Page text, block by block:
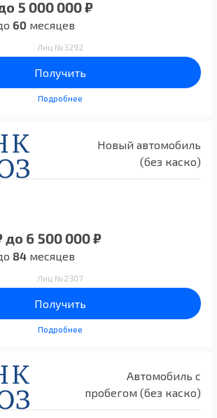
5 000 000 ₽
60 месяцев
Лиц №3292
Получить
Подробнее
Новый автомобиль
(без каско)
до 6 500 000 ₽
84 месяцев
Лиц №2307
Получить
Подробнее
Автомобиль с
пробегом (без каско)